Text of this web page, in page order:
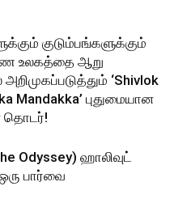
குடும்பங்களுக்கும்
உலகத்தை ஆறு
‘Shivlok
Mandakka’ புதுமையான
தொடர்!
Odyssey) ஹாலிவுட்
பார்வை